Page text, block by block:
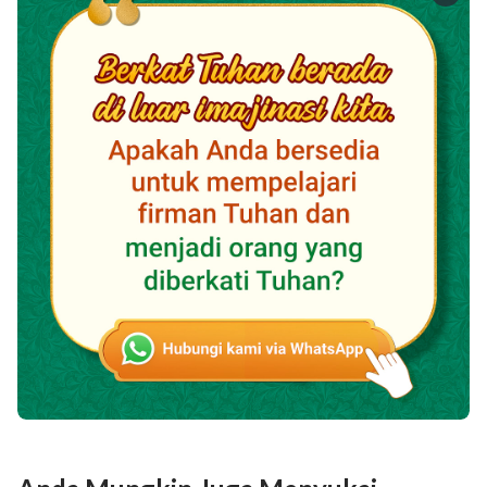
diajarkan kepadanya, akan membimbing dan
memengaruhi nasib seseorang dalam hidupnya.
Bahasa yang orang pelajari saat bertumbuh dan cara
berpikirnya tidak dapat dipisahkan dari lingkungan
tempat ia menghabiskan masa mudanya, dan
lingkungan tersebut terdiri dari orang tua, saudara
kandung, dan orang-orang lain, berbagai peristiwa,
dan hal-hal di sekeliling mereka. Jadi, perjalanan
perkembangan seseorang ditentukan oleh
lingkungan tempat ia bertumbuh, dan juga
bergantung pada orang, peristiwa, dan hal-hal yang
bersinggungan dengannya selama periode waktu ini.
Karena kondisi, di mana seseorang bertumbuh telah
orang hidup selama proses ini pun, tentunya, telah